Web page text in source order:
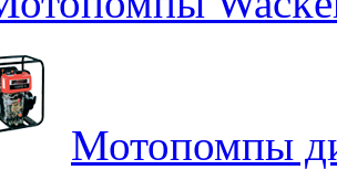
Мотопомпы